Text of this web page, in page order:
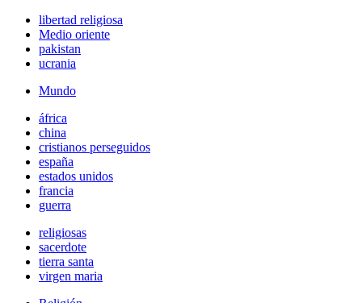
libertad religiosa
Medio oriente
pakistan
ucrania
Mundo
áfrica
china
cristianos perseguidos
españa
estados unidos
francia
guerra
religiosas
sacerdote
tierra santa
virgen maria